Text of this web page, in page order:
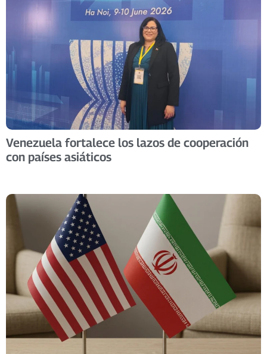
Venezuela fortalece los lazos de cooperación
con países asiáticos